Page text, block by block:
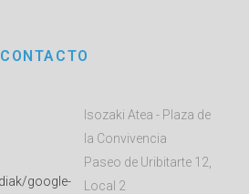
CONTACTO
Isozaki Atea - Plaza de
la Convivencia
Paseo de Uribitarte 12,
Local 2